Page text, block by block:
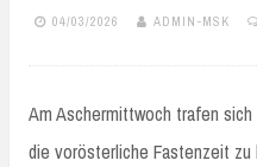
04/03/2026 ADMIN-MSK
Am Aschermittwoch trafen
die vorösterliche Fastenzeit zu